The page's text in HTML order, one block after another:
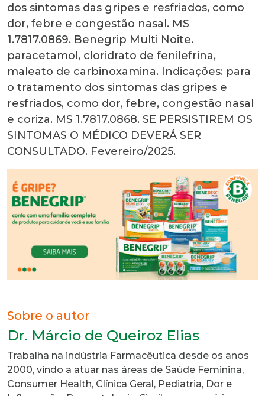
dos sintomas das gripes e resfriados, como
dor, febre e congestão nasal. MS
1.7817.0869. Benegrip Multi Noite.
paracetamol, cloridrato de fenilefrina,
maleato de carbinoxamina. Indicações: para
o tratamento dos sintomas das gripes e
resfriados, como dor, febre, congestão nasal
e coriza. MS 1.7817.0868. SE PERSISTIREM OS
SINTOMAS O MÉDICO DEVERÁ SER
CONSULTADO. Fevereiro/2025.
Sobre o autor
Dr. Márcio de Queiroz Elias
Trabalha na indústria Farmacêutica desde os anos
2000, vindo a atuar nas áreas de Saúde Feminina,
Consumer Health, Clínica Geral, Pediatria, Dor e